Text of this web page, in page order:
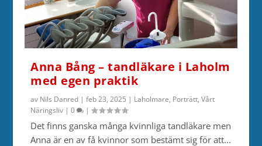
Anna Bång – tandläkare i Laholm
med egen praktik
av Nils Danred |feb 23, 2025 | Laholmare, Porträtt,Vårt
Näringsliv |0 |
Det finns ganska många kvinnliga tandläkare men
Anna är en av få kvinnor som bestämt sig för att...